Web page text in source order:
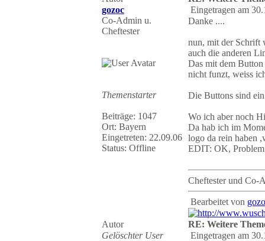
gozoc
Co-Admin u.
Cheftester
Themenstarter
Beiträge: 1047
Ort: Bayern
Eingetreten: 22.09.06
Status: Offline
Eingetragen am
Danke ....
nun, mit der Schrift
auch die anderen
Das mit dem
nicht funzt, weiss
Die Buttons sind
Wo ich aber noch
Da hab ich im
logo da rein haben
EDIT: OK,
Cheftester und Co-
Bearbeitet von
Autor
RE: Weitere
Gelöschter User
Eingetragen am